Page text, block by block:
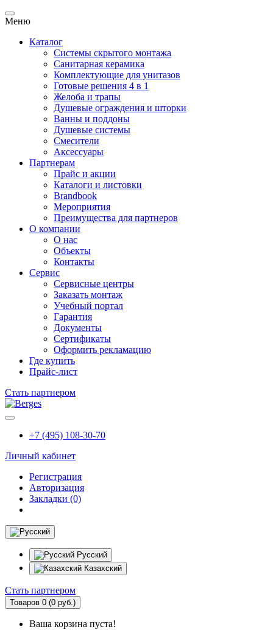
Меню
Каталог
Системы скрытого монтажа
Санитарная керамика
Комплектующие для унитазов
Готовые решения 4 в 1
Желоба и трапы
Душевые ограждения и шторки
Ванны и поддоны
Душевые системы
Смесители
Аксессуары
Партнерам
Прайс и акции
Каталоги и листовки
Brandbook
Мероприятия
Преимущества для партнеров
О компании
О нас
Объекты
Контакты
Сервис
Сервисные центры
Заказать монтаж
Учебный портал
Гарантия
Документы
Сертификаты
Оформить рекламацию
Где купить
Прайс-лист
Стать партнером
+7 (495) 108-30-70
Личный кабинет
Регистрация
Авторизация
Закладки (0)
Русский
Казахский
Стать партнером
Товаров 0 (0 руб.)
Ваша корзина пуста!